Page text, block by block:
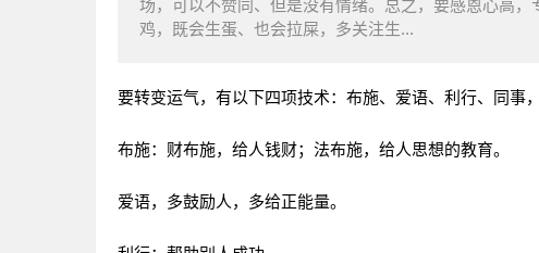
场，可以不赞同、但是没有情绪。总之，要感恩心高
鸡，既会生蛋、也会拉屎，多关注生...
要转变运气，有以下四项技术：布施、爱语、利行、同事
布施：财布施，给人钱财；法布施，给人思想的教育。
爱语，多鼓励人，多给正能量。